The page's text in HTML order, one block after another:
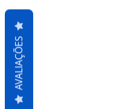
AVALIAÇÕES